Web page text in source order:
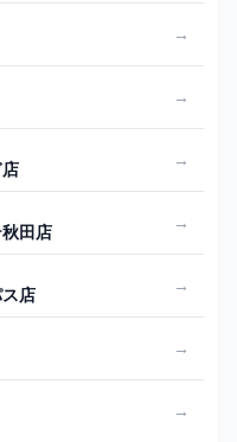
→
→
→
田店 →
店 →
→
→